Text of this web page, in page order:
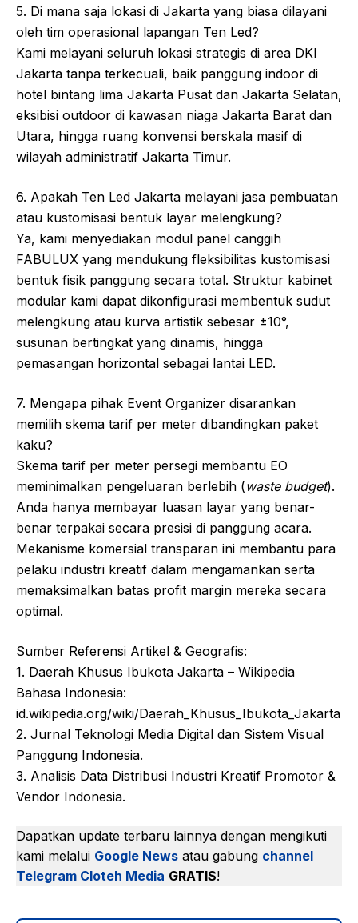
5. Di mana saja lokasi di Jakarta yang biasa dilayani
oleh tim operasional lapangan Ten Led?
Kami melayani seluruh lokasi strategis di area DKI
Jakarta tanpa terkecuali, baik panggung indoor di
hotel bintang lima Jakarta Pusat dan Jakarta Selatan,
eksibisi outdoor di kawasan niaga Jakarta Barat dan
Utara, hingga ruang konvensi berskala masif di
wilayah administratif Jakarta Timur.
6. Apakah Ten Led Jakarta melayani jasa pembuatan
atau kustomisasi bentuk layar melengkung?
Ya, kami menyediakan modul panel canggih
FABULUX yang mendukung fleksibilitas kustomisasi
bentuk fisik panggung secara total. Struktur kabinet
modular kami dapat dikonfigurasi membentuk sudut
melengkung atau kurva artistik sebesar ±10°,
susunan bertingkat yang dinamis, hingga
pemasangan horizontal sebagai lantai LED.
7. Mengapa pihak Event Organizer disarankan
memilih skema tarif per meter dibandingkan paket
kaku?
Skema tarif per meter persegi membantu EO
meminimalkan pengeluaran berlebih (waste budget).
Anda hanya membayar luasan layar yang benar-
benar terpakai secara presisi di panggung acara.
Mekanisme komersial transparan ini membantu para
pelaku industri kreatif dalam mengamankan serta
memaksimalkan batas profit margin mereka secara
optimal.
Sumber Referensi Artikel & Geografis:
1. Daerah Khusus Ibukota Jakarta – Wikipedia
Bahasa Indonesia:
id.wikipedia.org/wiki/Daerah_Khusus_Ibukota_Jakarta
2. Jurnal Teknologi Media Digital dan Sistem Visual
Panggung Indonesia.
3. Analisis Data Distribusi Industri Kreatif Promotor &
Vendor Indonesia.
Dapatkan update terbaru lainnya dengan mengikuti
kami melalui Google News atau gabung channel
Telegram Cloteh Media GRATIS!